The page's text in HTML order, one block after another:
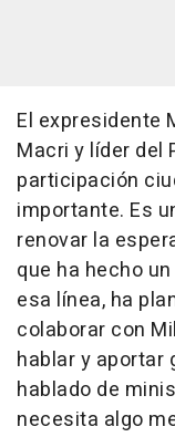
El expresidente
Macri y líder del
participación
importante. Es
renovar la
que ha hecho
esa línea, ha
colaborar con
hablar y aportar
hablado de
necesita algo